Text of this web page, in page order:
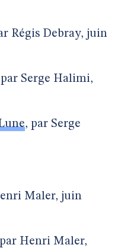
Régis Debray, juin
Serge Halimi,
, par Serge
Maler, juin
Henri Maler,